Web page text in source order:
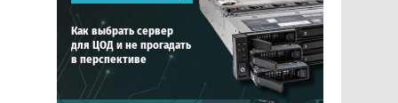
Как выбрать сервер
для ЦОД и не прогадать
в перспективе